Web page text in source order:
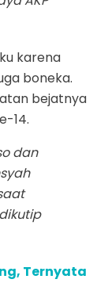
karena
boneka.
bejatnya
14.
dan
Ternyata